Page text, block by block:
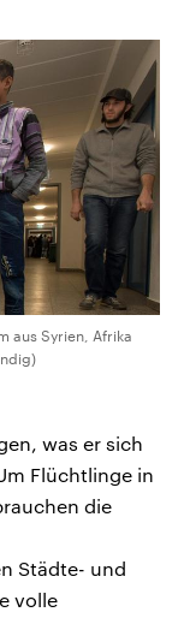
aus Syrien, Afrika
was er sich
Flüchtlinge in
die
Städte- und
volle